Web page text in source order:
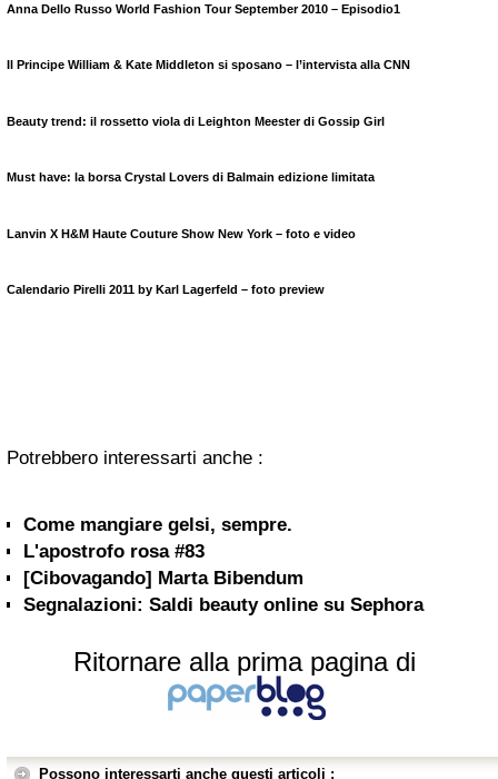
Anna Dello Russo World Fashion Tour September 2010 – Episodio1
Principe William & Kate Middleton si sposano – l’intervista alla CNN
Beauty trend: il rossetto viola di Leighton Meesterdi Gossip Girl
Must have: la borsa Crystal Lovers di Balmain edizione limitata
Lanvin X H&M Haute Couture Show New York – foto e video
Calendario Pirelli 2011 by Karl Lagerfeld – foto preview
Potrebbero interessarti anche :
Come mangiare gelsi, sempre.
L'apostrofo rosa #83
[Cibovagando] Marta Bibendum
Segnalazioni: Saldi beauty online su Sephora
Ritornare alla prima pagina di
Possono interessarti anche questi articoli :